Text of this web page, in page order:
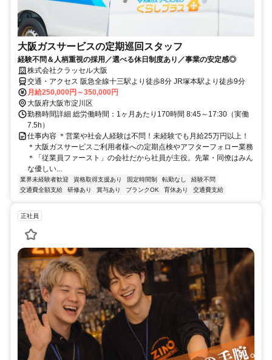
大阪ガスサービスの定期巡回スタッフ
経験不問＆人柄重視の採用／選べる休日制度あり／事業の安定感◎
株式会社クラッセル大阪
交通・アクセス 阪急全線十三駅より徒歩8分 JR塚本駅より徒歩9分
月給250,000円～350,000円
大阪府大阪市淀川区
勤務時間詳細 総労働時間：1ヶ月あたり170時間 8:45～17:30（実働
7.5h）
仕事内容 ＊営業や社会人経験は不問！未経験でも月給25万円以上！
＊大阪ガスサービスご利用者様への定期点検やアフターフォロー業務
＊「従業員ファースト」の会社だから社員が主役。先輩・同僚はみん
な優しい...
業界未経験者歓迎 資格取得支援あり 固定時間制 転勤なし
経験不問
交通費全額支給
研修あり 賞与あり ブランクOK 育休あり 交通費支給
正社員